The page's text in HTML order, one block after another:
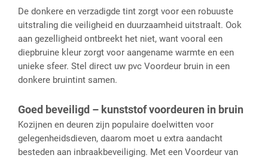
De donkere en verzadigde tint zorgt voor een robuuste
uitstraling die veiligheid en duurzaamheid uitstraalt. Ook
aan gezelligheid ontbreekt het niet, want vooral een
diepbruine kleur zorgt voor aangename warmte en een
unieke sfeer. Stel direct uw pvc Voordeur bruin in een
donkere bruintint samen.
Goed beveiligd – kunststof voordeuren in bruin
Kozijnen en deuren zijn populaire doelwitten voor
gelegenheidsdieven, daarom moet u extra aandacht
besteden aan inbraakbeveiliging. Met een Voordeur van